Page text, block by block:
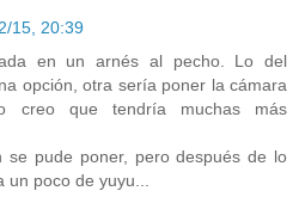
15, 20:39
en un arnés al pecho. Lo del
opción, otra sería poner la cámara
creo que tendría muchas más
se pude poner, pero después de lo
poco de yuyu...